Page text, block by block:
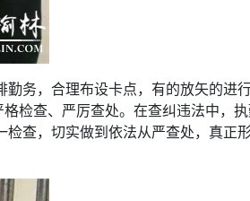
务，合理布设卡点，有的放矢的进
检查、严厉查处。在查纠违法中，
查，切实做到依法从严查处，真正